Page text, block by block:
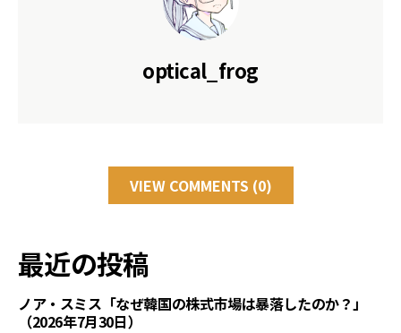
optical_frog
VIEW COMMENTS (0)
最近の投稿
ノア・スミス「なぜ韓国の株式市場は暴落したのか？」
（2026年7月30日）